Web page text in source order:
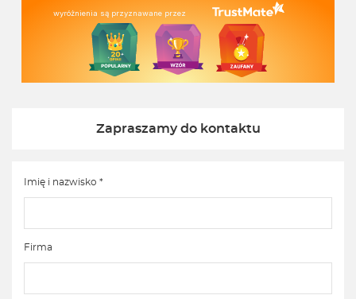
wyróżnienia są przyznawane przez
Zapraszamy do kontaktu
Imię i nazwisko *
Firma